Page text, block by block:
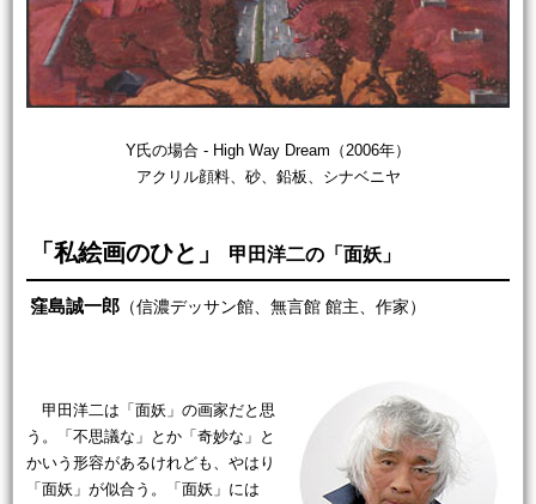
Y氏の場合 - High Way Dream（2006年）
アクリル顔料、砂、鉛板、シナベニヤ
「私絵画のひと」 甲田洋二の「面妖」
窪島誠一郎（信濃デッサン館、無言館 館主、作家）
甲田洋二は「面妖」の画家だと思
う。「不思議な」とか「奇妙な」と
かいう形容があるけれども、やはり
「面妖」が似合う。「面妖」には